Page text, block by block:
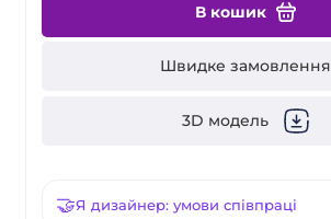
В кошик
Швидке замовлення
3D модель
Я дизайнер: умови співпраці